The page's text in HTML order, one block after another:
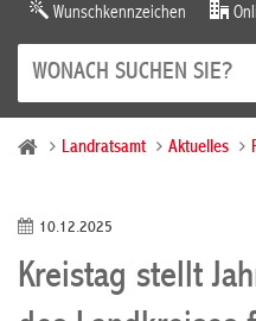
Wunschkennzeichen
Landratsamt Aktuelles
10.12.2025
Kreistag stellt